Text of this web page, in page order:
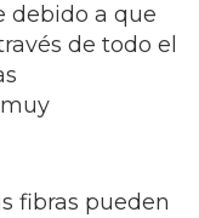
debido a que
de todo el
fibras pueden